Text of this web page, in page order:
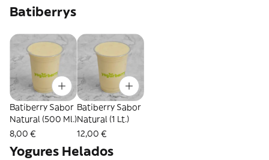
Batiberrys
Batiberry Sabor
Natural (500 Ml.)
8,00 €
Batiberry Sabor
Natural (1 Lt.)
12,00 €
Yogures Helados